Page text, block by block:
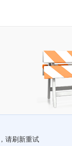
请刷新重试